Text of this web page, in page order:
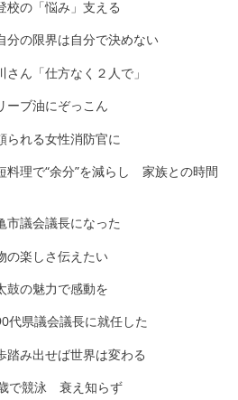
「悩み」支える
限界は自分で決めない
「仕方なく２人で」
ブ油にぞっこん
れる女性消防官に
で“余分”を減らし 家族との時間
議会議長になった
楽しさ伝えたい
の魅力で感動を
県議会議長に就任した
出せば世界は変わる
競泳 衰え知らず